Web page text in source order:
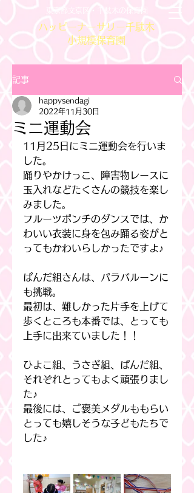
東京都文京区・千駄木の保育園
ハッピーナーサリー千駄木
小規模保育園
記事
ミニ運動会
happysendagi
2022年11月30日
11月25日にミニ運動会を行いま
した。
踊りやかけっこ、障害物レースに
玉入れなどたくさんの競技を楽し
みました。
フルーツポンチのダンスでは、か
わいい衣装に身を包み踊る姿がと
ってもかわいらしかったですよ♪
ぱんだ組さんは、パラバルーンに
も挑戦。
最初は、難しかった片手を上げて
歩くところも本番では、とっても
上手に出来ていました！！
ひよこ組、うさぎ組、ぱんだ組、
それぞれとってもよく頑張りまし
た♪
最後には、ご褒美メダルももらい
とっても嬉しそうな子どもたちで
した♪